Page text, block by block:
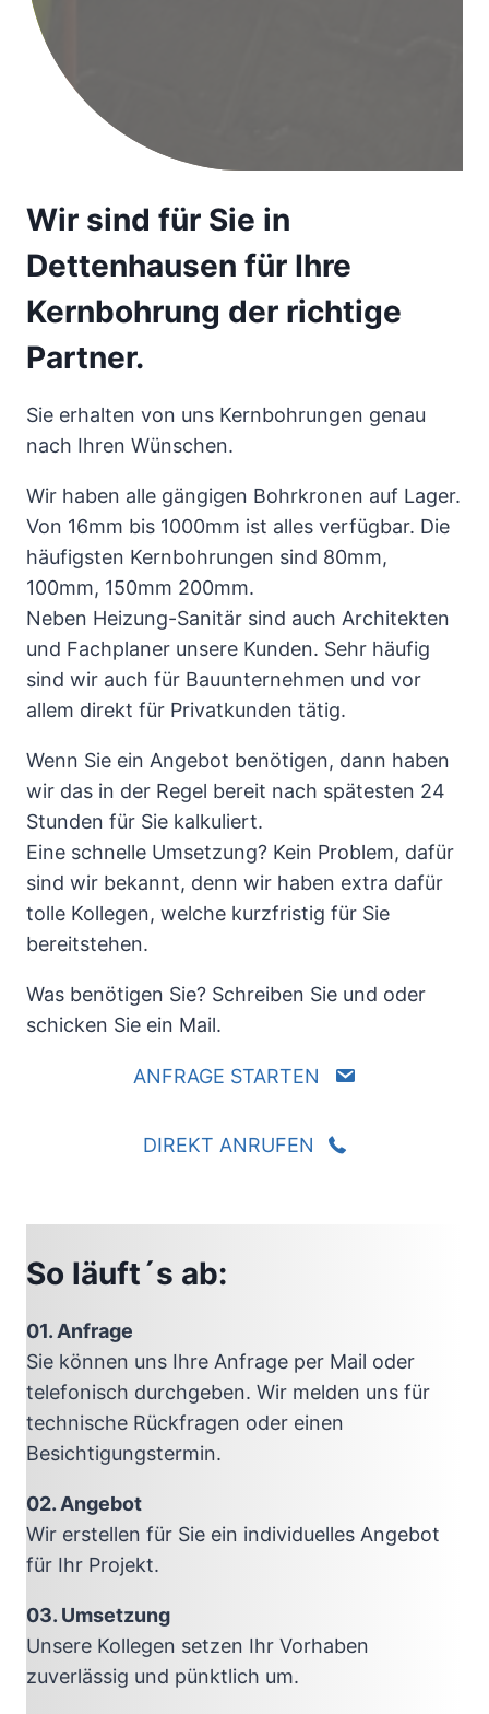
Wir sind für Sie in
Dettenhausen für Ihre
Kernbohrung der richtige
Partner.
Sie erhalten von uns Kernbohrungen genau
nach Ihren Wünschen.
Wir haben alle gängigen Bohrkronen auf Lager.
Von 16mm bis 1000mm ist alles verfügbar. Die
häufigsten Kernbohrungen sind 80mm,
100mm, 150mm 200mm.
Neben Heizung-Sanitär sind auch Architekten
und Fachplaner unsere Kunden. Sehr häufig
sind wir auch für Bauunternehmen und vor
allem direkt für Privatkunden tätig.
Wenn Sie ein Angebot benötigen, dann haben
wir das in der Regel bereit nach spätesten 24
Stunden für Sie kalkuliert.
Eine schnelle Umsetzung? Kein Problem, dafür
sind wir bekannt, denn wir haben extra dafür
tolle Kollegen, welche kurzfristig für Sie
bereitstehen.
Was benötigen Sie? Schreiben Sie und oder
schicken Sie ein Mail.
ANFRAGE STARTEN
DIREKT ANRUFEN
So läuft´s ab:
01. Anfrage
Sie können uns Ihre Anfrage per Mail oder
telefonisch durchgeben. Wir melden uns für
technische Rückfragen oder einen
Besichtigungstermin.
02. Angebot
Wir erstellen für Sie ein individuelles Angebot
für Ihr Projekt.
03. Umsetzung
Unsere Kollegen setzen Ihr Vorhaben
zuverlässig und pünktlich um.